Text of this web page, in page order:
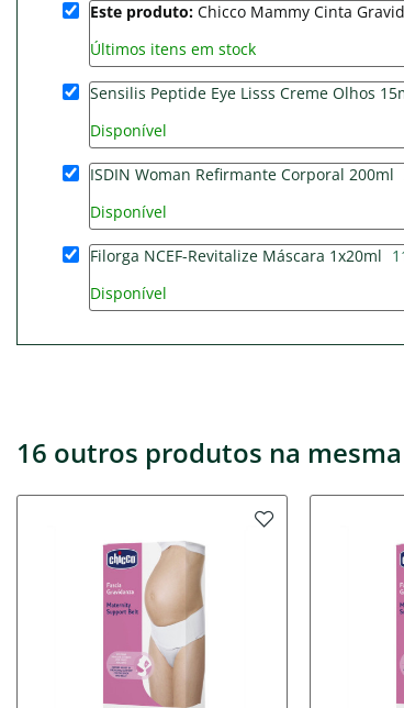
Este produto: Chicco Mammy Cinta
Últimos itens em stock
Sensilis Peptide Eye Lisss Creme Olhos
Disponível
ISDIN Woman Refirmante Corporal 200ml
Disponível
Filorga NCEF-Revitalize Máscara 1x20ml
Disponível
16 outros produtos na